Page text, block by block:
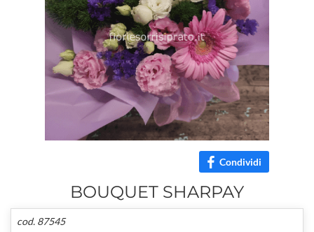
Condividi
BOUQUET SHARPAY
cod. 87545